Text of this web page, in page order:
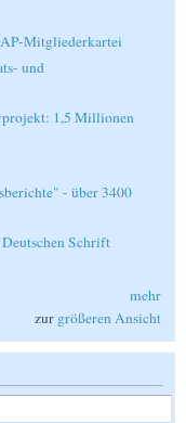
Mitgliederkartei
und
1,5 Millionen
- über 3400
Schrift
mehr
zur größeren Ansicht